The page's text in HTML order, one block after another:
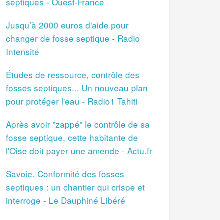
Jusqu’à 2000 euros d'aide pour
changer de fosse septique - Radio
Intensité
Études de ressource, contrôle des
fosses septiques... Un nouveau plan
pour protéger l'eau - Radio1 Tahiti
Après avoir "zappé" le contrôle de sa
fosse septique, cette habitante de
l'Oise doit payer une amende - Actu.fr
Savoie. Conformité des fosses
septiques : un chantier qui crispe et
interroge - Le Dauphiné Libéré